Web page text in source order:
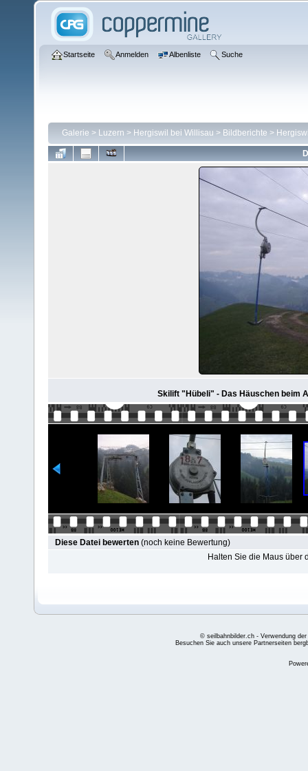
Startseite Anmelden Albenliste Suche
Galerie > Luzern > Hergiswil bei Willisau > Bildberichte >
Skilift "Hübeli" - Das Häuschen beim
Diese Datei bewerten (noch keine Bewertung)
Halten Sie die Maus über
© seilbahnbilder.ch - Verwendung
Besuchen Sie auch unsere Partnerseiten